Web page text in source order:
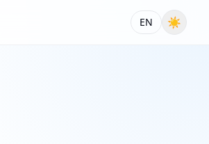
EN ☀